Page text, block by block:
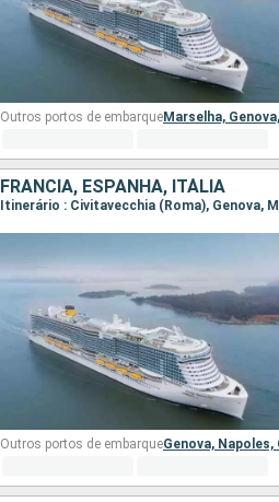
Outros portos de embarqueMarselha, Genova,
FRANCIA, ESPANHA, ITÁLIA
Itinerário : Civitavecchia (Roma), Genova,
Outros portos de embarqueGenova, Napoles,